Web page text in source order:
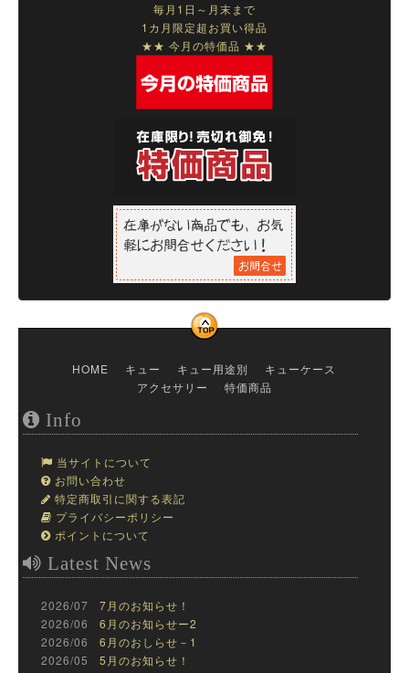
毎月1日～月末まで
1カ月限定超お買い得品
★★ 今月の特価品 ★★
HOME キュー キュー用途別
キューケース
アクセサリー
特価商品
Info
当サイトについて
お問い合わせ
特定商取引に関する表記
プライバシーポリシー
ポイントについて
Latest News
2026/07 7月のお知らせ！
2026/06 6月のお知らせー2
2026/06 6月のおしらせ－1
2026/05 5月のお知らせ！